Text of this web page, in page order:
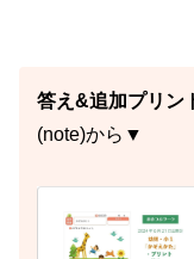
答え&追加プリン
(note)から▼